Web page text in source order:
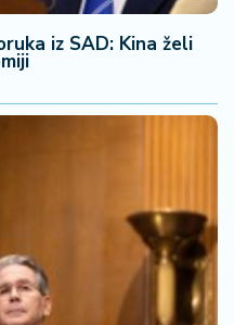
iz SAD: Kina želi